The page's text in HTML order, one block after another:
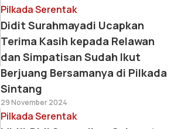
Pilkada Serentak
Didit Surahmayadi Ucapkan
Terima Kasih kepada Relawan
dan Simpatisan Sudah Ikut
Berjuang Bersamanya di Pilkada
Sintang
29 November 2024
Pilkada Serentak